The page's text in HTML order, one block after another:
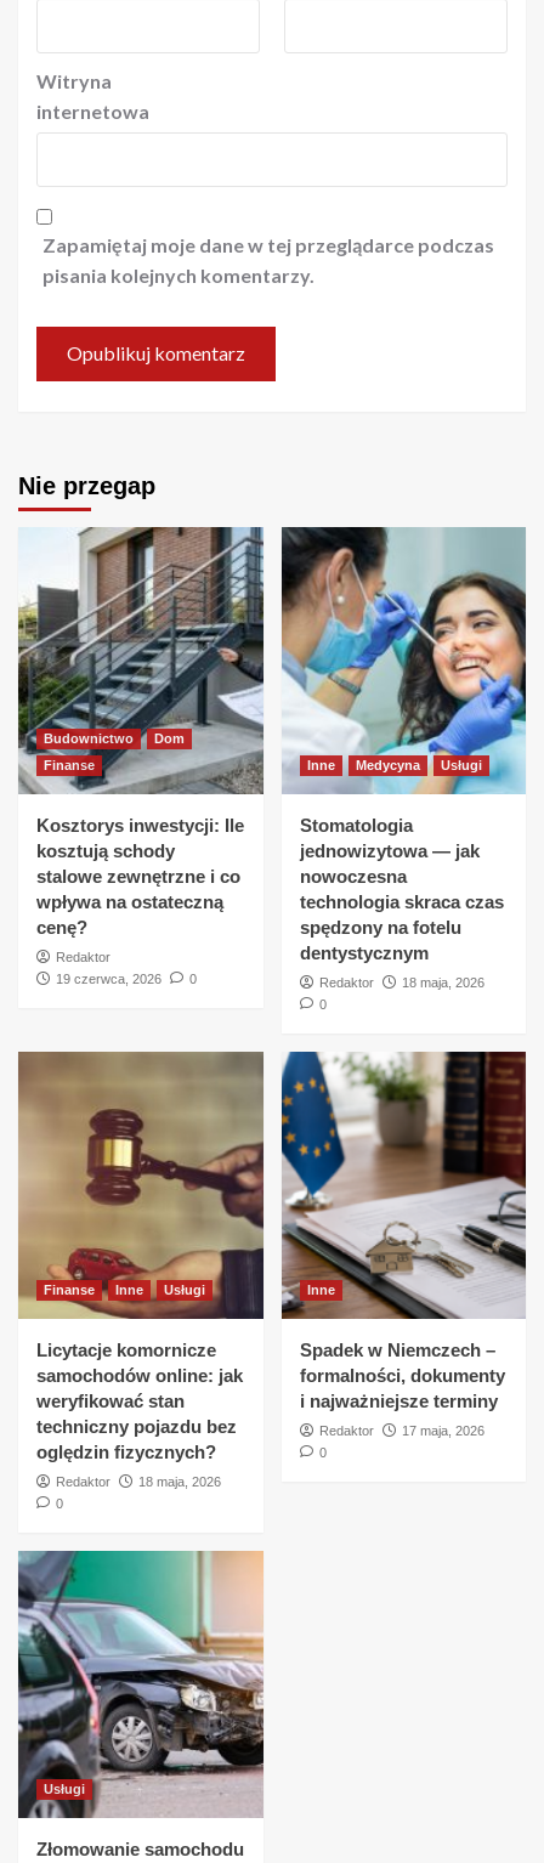
Witryna
internetowa
Zapamiętaj moje dane w tej przeglądarce podczas
pisania kolejnych komentarzy.
Nie przegap
Budownictwo
Dom
Finanse
Kosztorys inwestycji: Ile
kosztują schody
stalowe zewnętrzne i co
wpływa na ostateczną
cenę?
Redaktor
19 czerwca, 2026
0
Inne Medycyna Usługi
Stomatologia
jednowizytowa — jak
nowoczesna
technologia skraca czas
spędzony na fotelu
dentystycznym
Redaktor
18 maja, 2026
0
Finanse Inne Usługi
Licytacje komornicze
samochodów online: jak
weryfikować stan
techniczny pojazdu bez
oględzin fizycznych?
Redaktor
18 maja, 2026
0
Inne
Spadek w Niemczech –
formalności, dokumenty
i najważniejsze terminy
Redaktor
17 maja, 2026
0
Usługi
Złomowanie samochodu